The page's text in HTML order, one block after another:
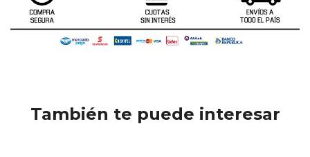
También te puede interesar